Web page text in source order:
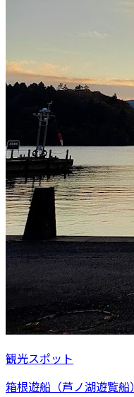
観光スポット
箱根遊船（芦ノ湖遊覧船）